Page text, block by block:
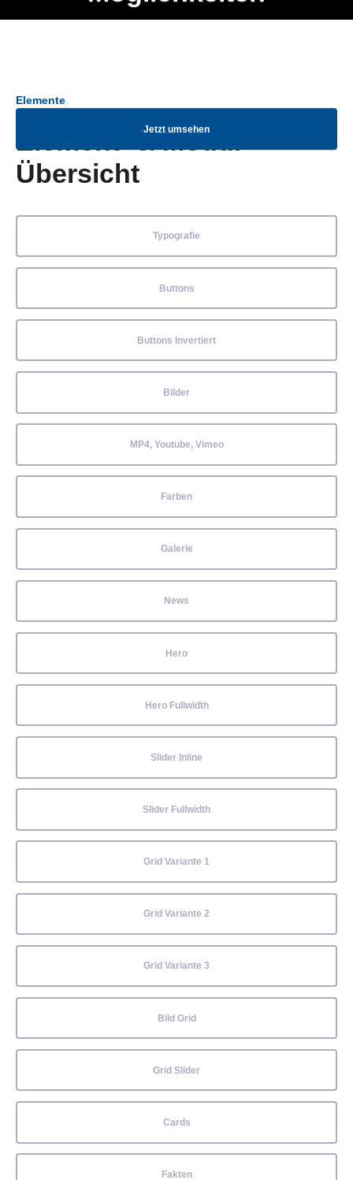
Jetzt umsehen
Elemente
Element- & Modul-
Übersicht
Typografie
Buttons
Buttons Invertiert
Bilder
MP4, Youtube, Vimeo
Farben
Galerie
News
Hero
Hero Fullwidth
Slider Inline
Slider Fullwidth
Grid Variante 1
Grid Variante 2
Grid Variante 3
Bild Grid
Grid Slider
Cards
Fakten